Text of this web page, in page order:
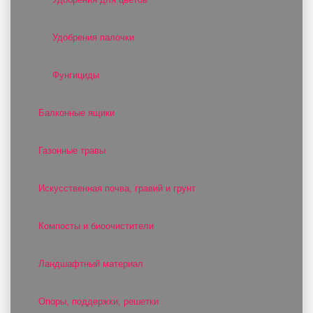
Удобрения палочки
Фунгициды
Балконные ящики
Газонные травы
Искусственная почва, гравий и грунт
Компосты и биоочистители
Ландшафтный материал
Опоры, поддержки, решетки